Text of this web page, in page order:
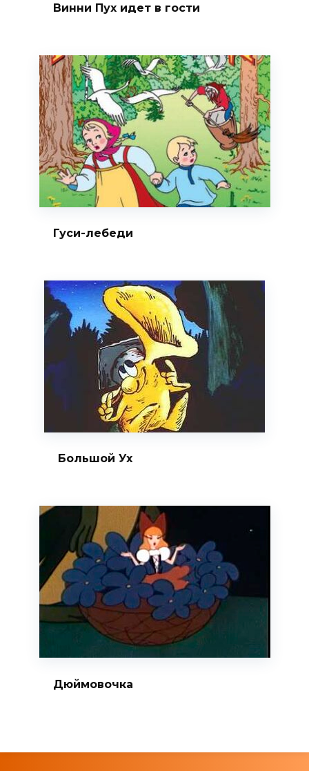
Винни Пух идет в гости
Гуси-лебеди
Большой Ух
Дюймовочка